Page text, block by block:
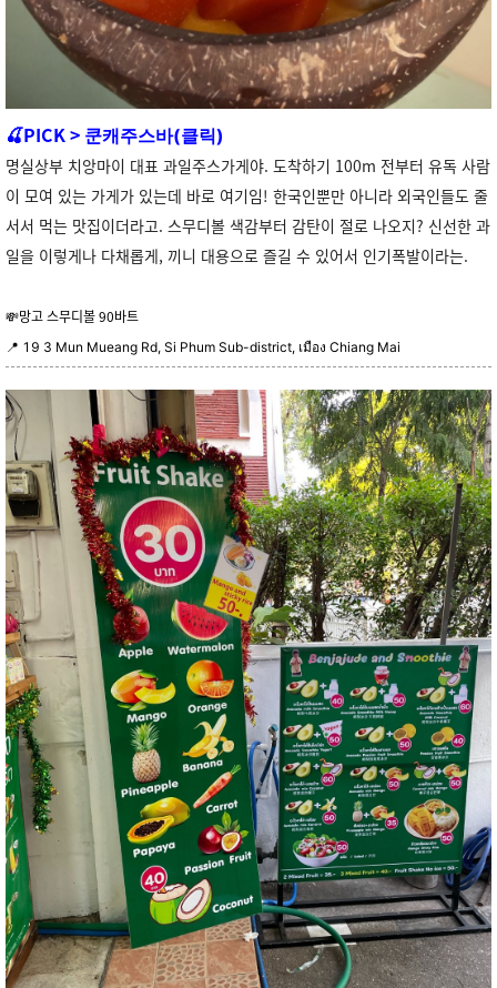
🍒PICK > 쿤캐주스바(클릭)
명실상부 치앙마이 대표 과일주스가게야. 도착하기 100m 전부터 유독 사람
이 모여 있는 가게가 있는데 바로 여기임! 한국인뿐만 아니라 외국인들도 줄
서서 먹는 맛집이더라고. 스무디볼 색감부터 감탄이 절로 나오지? 신선한 과
일을 이렇게나 다채롭게, 끼니 대용으로 즐길 수 있어서 인기폭발이라는.
💸망고 스무디볼 90바트
📍 19 3 Mun Mueang Rd, Si Phum Sub-district, เมือง Chiang Mai